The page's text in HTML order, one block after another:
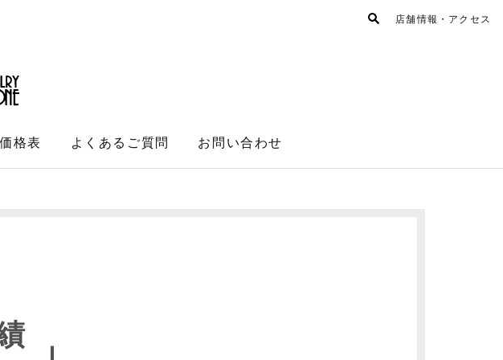
店舗情報・アクセス
価格表 よくあるご質問 お問い合わせ